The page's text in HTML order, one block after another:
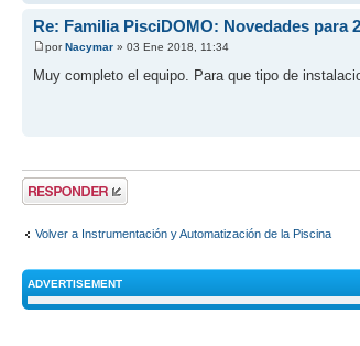
Re: Familia PisciDOMO: Novedades para
porNacymar » 03 Ene 2018, 11:34
Muy completo el equipo. Para que tipo de
Publicar una
respuesta
Volver a Instrumentación y Automatización de la Piscina
ADVERTISEMENT